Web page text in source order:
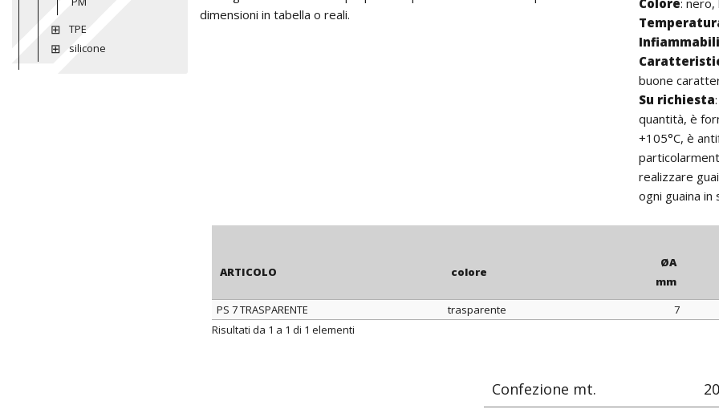
TPE
silicone
dimensioni in tabella o reali.
Colore:
buone
Su richiesta
quantità, è
+105°C, è
realizzare
ogni guaina in
ARTICOLO colore
ØA
mm
ARTICOLO
PS 7 TRASPARENTE trasparente 7
Risultati da 1 a 1 di 1 elementi
Confezione mt.